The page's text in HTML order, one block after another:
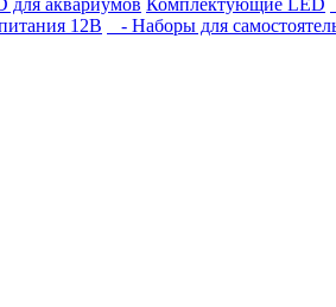
для аквариумов Комплектующие LED
12В
- Наборы для